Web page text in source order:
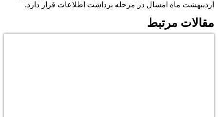
اردیبهشت ماه امسال در مرحله برداشت اطلاعات قرار دارد.
مقالات مرتبط